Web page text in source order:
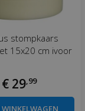
stompkaars
15x20 cm ivoor
€ 29, 99